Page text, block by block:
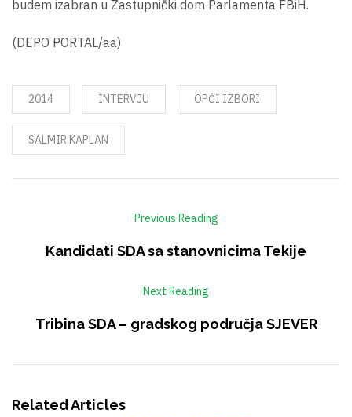
budem izabran u Zastupnički dom Parlamenta FBiH.
(DEPO PORTAL/aa)
2014 INTERVJU OPĆI IZBORI
SALMIR KAPLAN
Previous Reading
Kandidati SDA sa stanovnicima Tekije
Next Reading
Tribina SDA – gradskog područja SJEVER
Related Articles